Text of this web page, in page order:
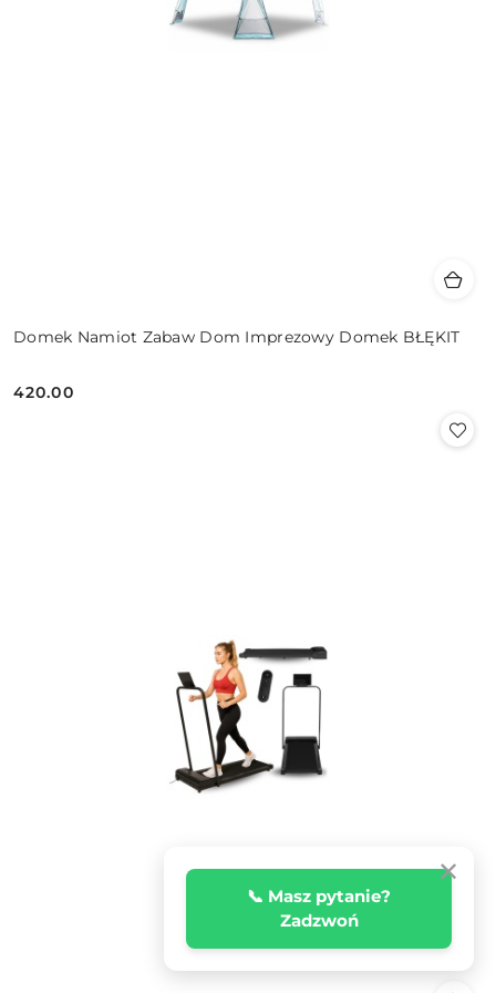
✕
📞 Masz pytanie?
Zadzwoń
Domek Namiot Zabaw Dom Imprezowy Domek BŁĘKIT
Cena:
420.00